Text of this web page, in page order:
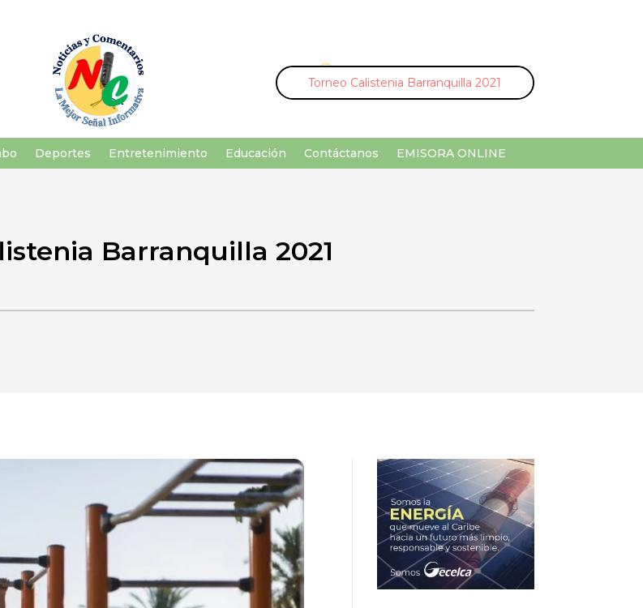
U ¡Buscar por palabra clave!
Deportes Entretenimiento Educación Contáctanos EMISORA ONLINE
Barranquilla 2021